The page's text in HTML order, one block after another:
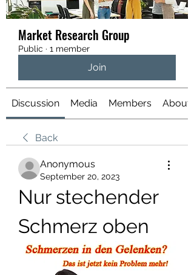
Market Research Group
Public · 1 member
Join
Discussion Media Members About
Back
Anonymous
September 20, 2023
Nur stechender
Schmerz oben